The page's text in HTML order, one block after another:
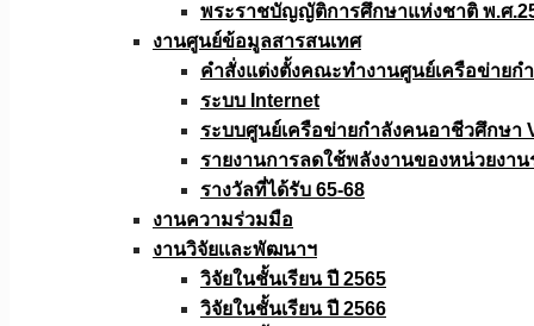
พระราชบัญญัติการศึกษาแห่งชาติ พ.ศ
งานศูนย์ข้อมูลสารสนเทศ
คำสั่งแต่งตั้งคณะทำงานศูนย์เครือข่าย
ระบบ Internet
ระบบศูนย์เครือข่ายกำลังคนอาชีวศึกษา
รายงานการลดใช้พลังงานของหน่วยงา
รางวัลที่ได้รับ 65-68
งานความร่วมมือ
งานวิจัยเเละพัฒนาฯ
วิจัยในชั้นเรียน ปี 2565
วิจัยในชั้นเรียน ปี 2566